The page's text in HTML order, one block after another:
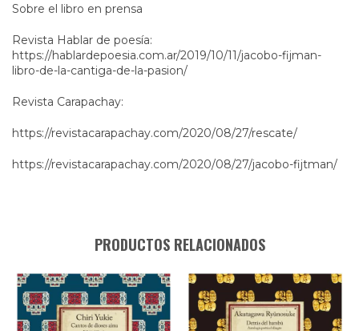
Sobre el libro en prensa
Revista Hablar de poesía:
https://hablardepoesia.com.ar/2019/10/11/jacobo-fijman-
libro-de-la-cantiga-de-la-pasion/
Revista Carapachay:
https://revistacarapachay.com/2020/08/27/rescate/
https://revistacarapachay.com/2020/08/27/jacobo-fijtman/
PRODUCTOS RELACIONADOS